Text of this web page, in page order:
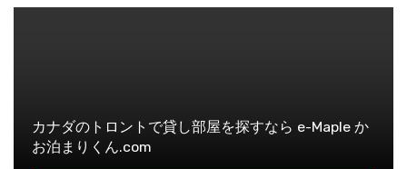
カナダのトロントで貸し部屋を探すなら e-Maple か
お泊まりくん.com